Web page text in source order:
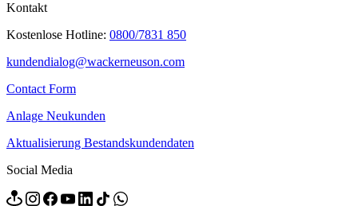
Kontakt
Kostenlose Hotline: 0800/7831 850
kundendialog@wackerneuson.com
Contact Form
Anlage Neukunden
Aktualisierung Bestandskundendaten
Social Media